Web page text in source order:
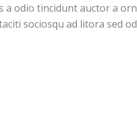
odio tincidunt auctor a
sociosqu ad litora sed